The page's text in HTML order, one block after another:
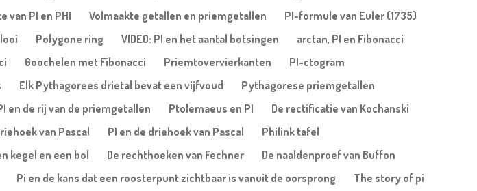
van PI en PHI Volmaakte getallen en priemgetallen
PI-formule van Euler (1735)
Polygone ring VIDEO: PI en het aantal botsingen
arctan, PI en Fibonacci
Goochelen met Fibonacci Priemtovervierkanten
PI-ctogram
Elk Pythagorees drietal bevat een vijfvoud
Pythagorese priemgetallen
en de rij van de priemgetallen Ptolemaeus en PI
De rectificatie van Kochanski
van Pascal PI en de driehoek van Pascal
Philink tafel
kegel en een bol
De rechthoeken van Fechner
De naaldenproef van Buffon
Pi en de kans dat een roosterpunt zichtbaar is vanuit de oorsprong
The story of pi